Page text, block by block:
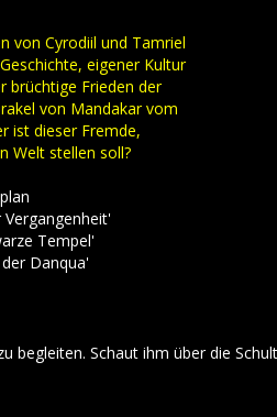
von Cyrodiil und Tamriel
eigener Kultur
brüchtige Frieden der
von Mandakar vom
ist dieser Fremde,
Welt stellen soll?
Tempel'
Danqua'
begleiten. Schaut ihm über die